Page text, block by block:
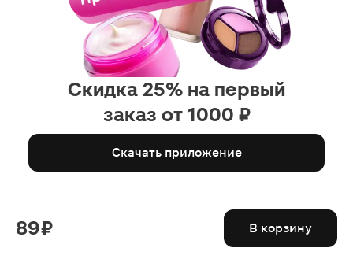
Скидка 25% на первый
заказ от 1000 ₽
Скачать приложение
89 ₽ В корзину